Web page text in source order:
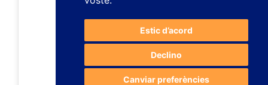
Estic d’acord
Declino
Canviar preferències